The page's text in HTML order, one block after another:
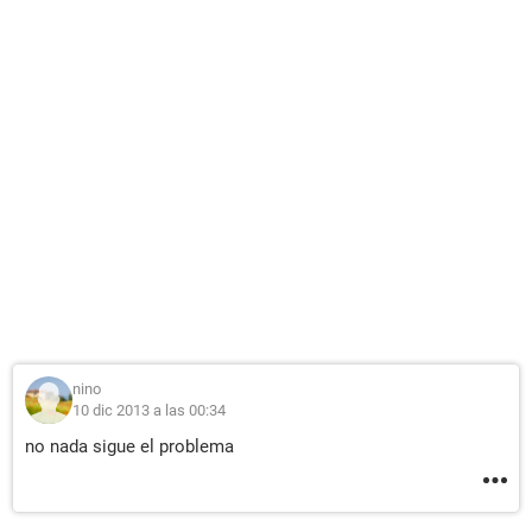
nino
10 dic 2013 a las 00:34
no nada sigue el problema